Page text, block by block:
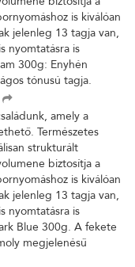
is kiválóan
jelenleg 13 tagja van,
nyomtatásra is
300g: Enyhén
tónusú tagja.
amely a
Természetes
strukturált
biztosítja a
is kiválóan
jelenleg 13 tagja van,
nyomtatásra is
Blue 300g. A fekete
megjelenésű